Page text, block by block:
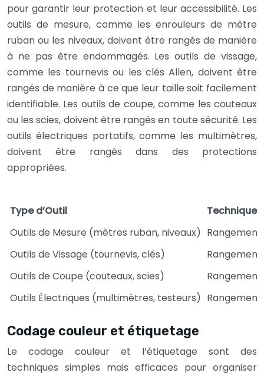
pour garantir leur protection et leur accessibilité. Les
outils de mesure, comme les enrouleurs de mètre
ruban ou les niveaux, doivent être rangés de manière
à ne pas être endommagés. Les outils de vissage,
comme les tournevis ou les clés Allen, doivent être
rangés de manière à ce que leur taille soit facilement
identifiable. Les outils de coupe, comme les couteaux
ou les scies, doivent être rangés en toute sécurité. Les
outils électriques portatifs, comme les multimètres,
doivent être rangés dans des protections
appropriées.
Type d’Outil
Technique
Outils de Mesure (mètres ruban, niveaux)
Outils de Vissage (tournevis, clés)
Outils de Coupe (couteaux, scies)
Outils Électriques (multimètres, testeurs)
Codage couleur et étiquetage
Le codage couleur et l’étiquetage sont des
techniques simples mais efficaces pour organiser